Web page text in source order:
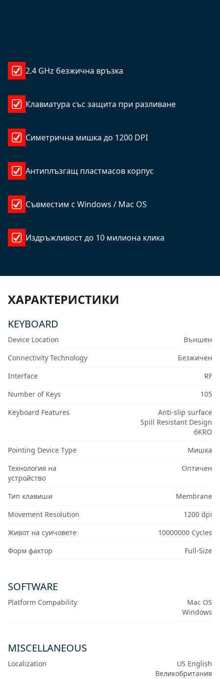
2.4 GHz безжична връзка
Клавиатура със защита при разливане
Симетрична мишка до 1200 DPI
Антиплъзгащ пластмасов корпус
Съвместим с Windows / Mac OS
Издръжливост до 10 милиона клика
ХАРАКТЕРИСТИКИ
KEYBOARD
Device Location
Външен
Connectivity Technology
Безжичен
Interface
RF
Number of Keys
105
Keyboard Features
Anti-slip surface
Spill Resistant Design
6KRO
Pointing Device Type
Мишка
Технология на
устройство
Оптичен
Тип клавиши
Membrane
Movement Resolution
1200 dpi
Живот на суичовете
10000000 Cycles
Форм фактор
Full-Size
SOFTWARE
Platform Compability
Mac OS
Windows
MISCELLANEOUS
Localization
US English
Великобритания